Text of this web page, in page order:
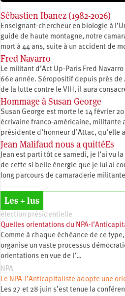
Sébastien Ibanez (1982-2026)
Enseignant-chercheur en biologie à
guide de haute montagne, notre
mort à 44 ans, suite à un accident de
Fred Navarro
Le militant d’Act Up-Paris Fred
66e année. Séropositif depuis près
de la lutte contre le VIH, il aura
Hommage à Susan George
Susan George est morte le 14 février
écrivaine franco-américaine,
présidente d’honneur d’Attac, qu’elle
Jean Malifaud nous a quittéEs
Jean est parti tôt ce samedi, je l’ai vu
de cette si belle énergie que je lui ai
long parcours de camaraderie
Les + lus
élection présidentielle
Quelles orientations du NPA-
Comme à chaque échéance de ce
organise un vaste processus
orientations en vue de l’…
NPA
Le NPA-l’Anticapitaliste adopte une
Les 27 et 28 juin s’est tenue la